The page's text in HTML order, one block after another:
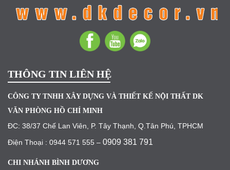
THÔNG TIN LIÊN HỆ
CÔNG TY TNHH XÂY DỰNG VÀ THIẾT KẾ NỘI THẤT DK
VĂN PHÒNG HỒ CHÍ MINH
ĐC: 38/37 Chế Lan Viên, P. Tây Thạnh, Q.Tân Phú, TPHCM
Điện Thoại : 0944 571 555 – 0909 381 791
CHI NHÁNH BÌNH DƯƠNG